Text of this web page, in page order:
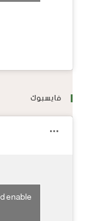
فايسبوك
enable